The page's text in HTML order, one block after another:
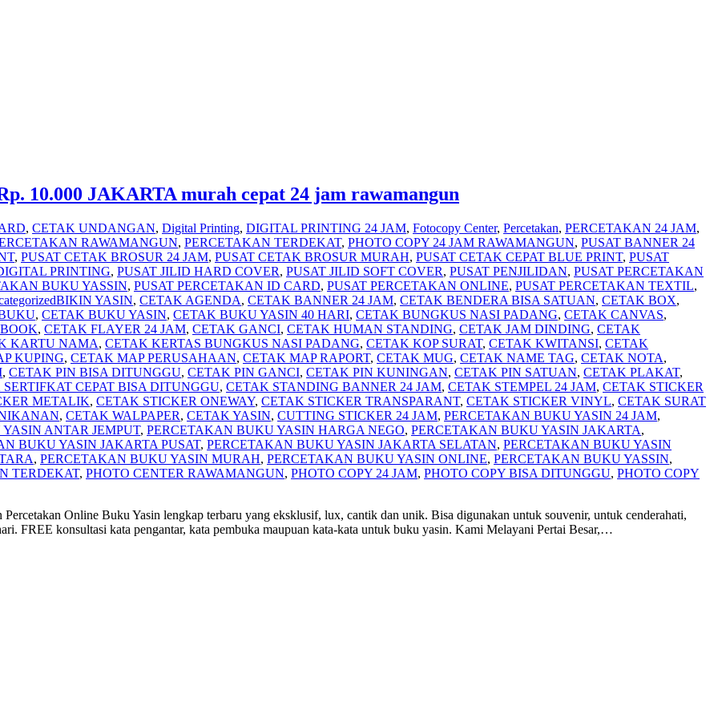
10.000 JAKARTA murah cepat 24 jam rawamangun
, CETAK UNDANGAN, Digital Printing, DIGITAL PRINTING 24 JAM, Fotocopy Center, Percetakan, PERCETAKAN 24 JAM,
RAWAMANGUN, PERCETAKAN TERDEKAT, PHOTO COPY 24 JAM RAWAMANGUN, PUSAT BANNER 24
, PUSAT CETAK BROSUR 24 JAM, PUSAT CETAK BROSUR MURAH, PUSAT CETAK CEPAT BLUE PRINT, PUSAT
PRINTING, PUSAT JILID HARD COVER, PUSAT JILID SOFT COVER, PUSAT PENJILIDAN, PUSAT PERCETAKAN
BUKU YASSIN, PUSAT PERCETAKAN ID CARD, PUSAT PERCETAKAN ONLINE, PUSAT PERCETAKAN TEXTIL,
BIKIN YASIN, CETAK AGENDA, CETAK BANNER 24 JAM, CETAK BENDERA BISA SATUAN, CETAK BOX,
, CETAK BUKU YASIN, CETAK BUKU YASIN 40 HARI, CETAK BUNGKUS NASI PADANG, CETAK CANVAS,
, CETAK FLAYER 24 JAM, CETAK GANCI, CETAK HUMAN STANDING, CETAK JAM DINDING, CETAK
KARTU NAMA, CETAK KERTAS BUNGKUS NASI PADANG, CETAK KOP SURAT, CETAK KWITANSI, CETAK
KUPING, CETAK MAP PERUSAHAAN, CETAK MAP RAPORT, CETAK MUG, CETAK NAME TAG, CETAK NOTA,
, CETAK PIN BISA DITUNGGU, CETAK PIN GANCI, CETAK PIN KUNINGAN, CETAK PIN SATUAN, CETAK PLAKAT,
CEPAT BISA DITUNGGU, CETAK STANDING BANNER 24 JAM, CETAK STEMPEL 24 JAM, CETAK STICKER
METALIK, CETAK STICKER ONEWAY, CETAK STICKER TRANSPARANT, CETAK STICKER VINYL, CETAK SURAT
, CETAK WALPAPER, CETAK YASIN, CUTTING STICKER 24 JAM, PERCETAKAN BUKU YASIN 24 JAM,
ANTAR JEMPUT, PERCETAKAN BUKU YASIN HARGA NEGO, PERCETAKAN BUKU YASIN JAKARTA,
BUKU YASIN JAKARTA PUSAT, PERCETAKAN BUKU YASIN JAKARTA SELATAN, PERCETAKAN BUKU YASIN
, PERCETAKAN BUKU YASIN MURAH, PERCETAKAN BUKU YASIN ONLINE, PERCETAKAN BUKU YASSIN,
TERDEKAT, PHOTO CENTER RAWAMANGUN, PHOTO COPY 24 JAM, PHOTO COPY BISA DITUNGGU, PHOTO COPY
Online Buku Yasin lengkap terbaru yang eksklusif, lux, cantik dan unik. Bisa digunakan untuk souvenir, untuk cenderahati,
FREE konsultasi kata pengantar, kata pembuka maupuan kata-kata untuk buku yasin. Kami Melayani Pertai Besar,…